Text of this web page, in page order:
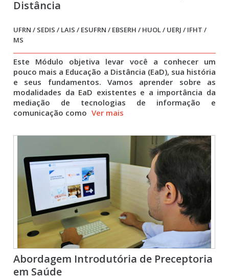
Distância
UFRN / SEDIS / LAIS / ESUFRN / EBSERH / HUOL / UERJ / IFHT /
MS
Este Módulo objetiva levar você a conhecer um
pouco mais a Educação a Distância (EaD), sua história
e seus fundamentos. Vamos aprender sobre as
modalidades da EaD existentes e a importância da
mediação de tecnologias de informação e
comunicação como Ver mais
Abordagem Introdutória de Preceptoria
em Saúde